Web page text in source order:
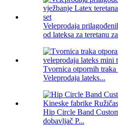
Veleprodaja
od lateksa za teretanu
Tvornica otpornih
Veleprodaja lateks...
Hip Circle Band
dobavljač P...